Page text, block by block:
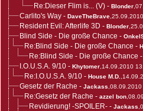
Re:Dieser Flim is... (V) - Blonder
Carlito's Way - DaveTheBrave
Resident Evil: Afterlife 3D - Blonder
Blind Side - Die große Chance -
Re:Blind Side - Die große Chance -
Re:Blind Side - Die große Chance -
I.O.U.S.A. 9/10 - Khytomer ,14.09.2010
Re:I.O.U.S.A. 9/10 - House M.D.
Gesetz der Rache - Jackass
Re:Gesetz der Rache - azzel bon
Revidierung! -SPOILER- - Jackass